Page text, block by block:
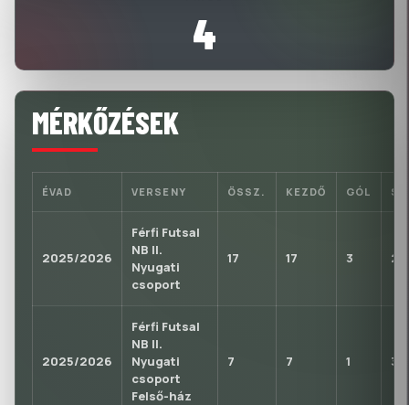
4
MÉRKŐZÉSEK
ÉVAD VERSENY ÖSSZ. KEZDŐ GÓL S
2025/2026
Férfi Futsal
NB II.
Nyugati
csoport
17 17 3 2
2025/2026
Férfi Futsal
NB II.
Nyugati
csoport
Felső-ház
7 7 1 3